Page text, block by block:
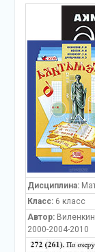
Дисциплина:
Класс:6 класс
Автор:
2000-2004-2010